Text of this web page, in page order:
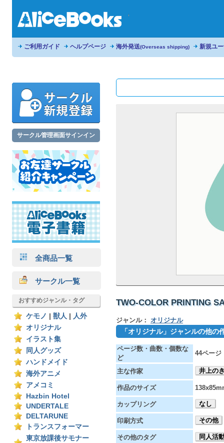
ご利用ガイド ヘルプページ 海外発送(Overseas shipping) 新規ユ
サークル管理画面サインイン
全商品一覧
サークル一覧
おすすめジャンル・タグ
ケモノ 獣人
人外
オリジナル
イラスト集
同人グッズ
ハンドメイド
海外アニメ
アメコミ
Hazbin Hotel
UNDERTALE
DELTARUNE
トランスフォーマー
東京放課後サモナー
TWO-COLOR PRINTING
ジャンル： オリジナル
「オリジナル」ジャンルの他の
ページ数・曲数・個数な
ど
44ページ
主な作家 井上の
作品のサイズ
カップリング なし
印刷方式 その他
その他のタグ 同人活